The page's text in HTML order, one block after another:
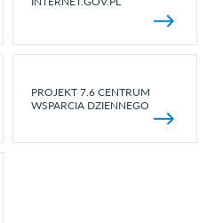
PROJEKT 7.6 CENTRUM
WSPARCIA DZIENNEGO